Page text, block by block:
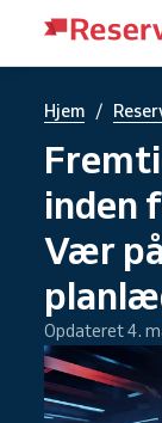
Hjem /
inden
Vær
Opdateret 4.